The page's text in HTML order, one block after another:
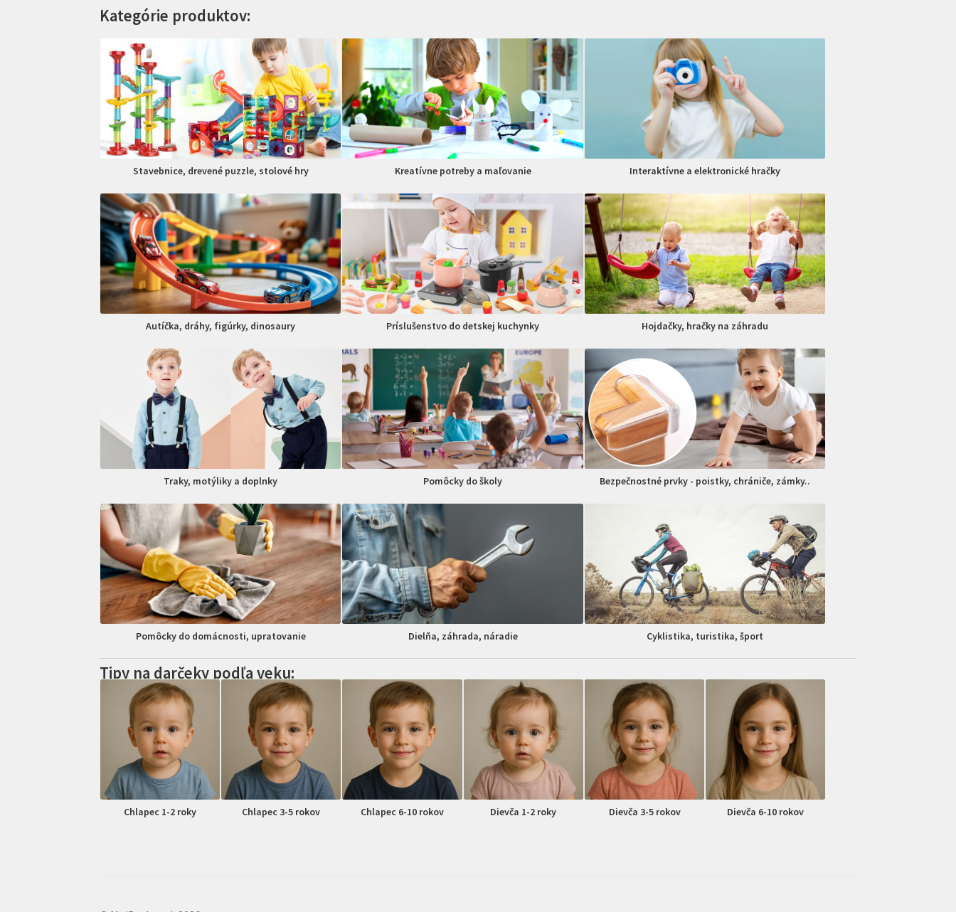
Kategórie produktov:
Stavebnice, drevené puzzle, stolové hry Kreatívne potreby a maľovanie Interaktívne a elektronické hračky
Autíčka, dráhy, figúrky, dinosaury Príslušenstvo do detskej kuchynky Hojdačky, hračky na záhradu
Traky, motýliky a doplnky Pomôcky do školy Bezpečnostné prvky - poistky, chrániče, zámky..
Pomôcky do domácnosti, upratovanie Dielňa, záhrada, náradie Cyklistika, turistika, šport
Tipy na darčeky podľa veku:
Chlapec 1-2 roky Chlapec 3-5 rokov Chlapec 6-10 rokov Dievča 1-2 roky Dievča 3-5 rokov Dievča 6-10 rokov